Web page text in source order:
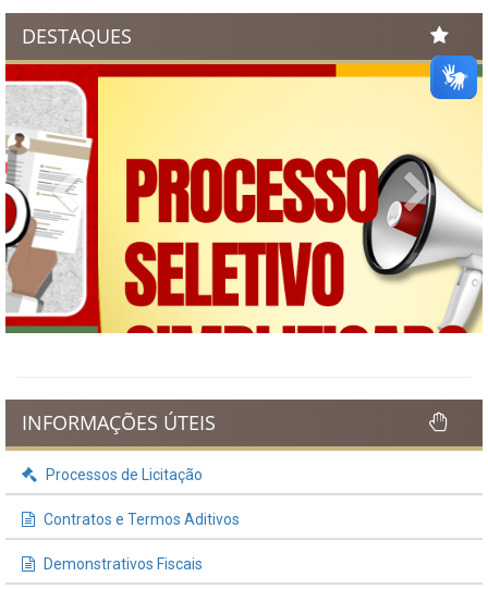
DESTAQUES
Previous Next